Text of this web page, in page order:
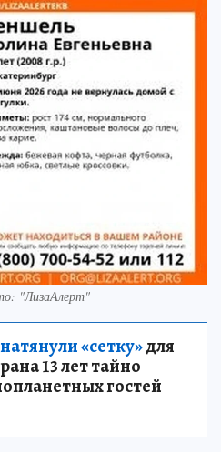
"ЛизаАлерт"
«сетку»для
13 лет тайно
гостей